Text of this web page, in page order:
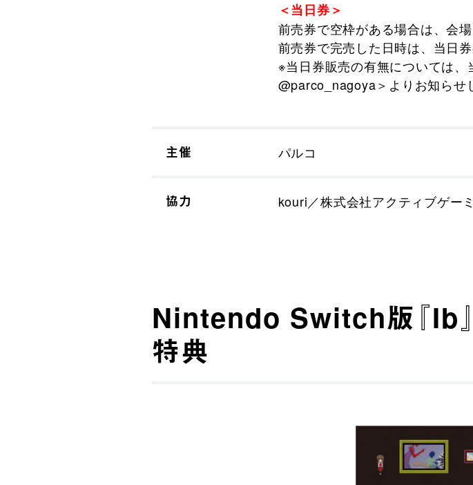
＜当日券＞
前売券で空枠がある場合は、会
前売券で完売した日時は、当日
※当日券販売の有無については
@parco_nagoya＞よりお知らせ
主催 パルコ
協力 kouri／株式会社アクティブゲー
Nintendo Switch版『Ib
特典